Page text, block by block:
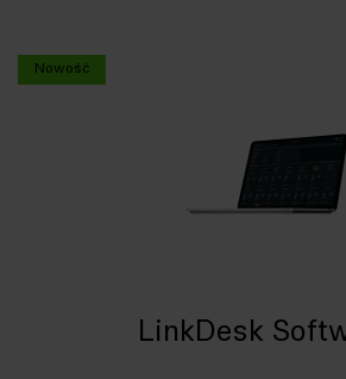
Nowość
LinkDesk